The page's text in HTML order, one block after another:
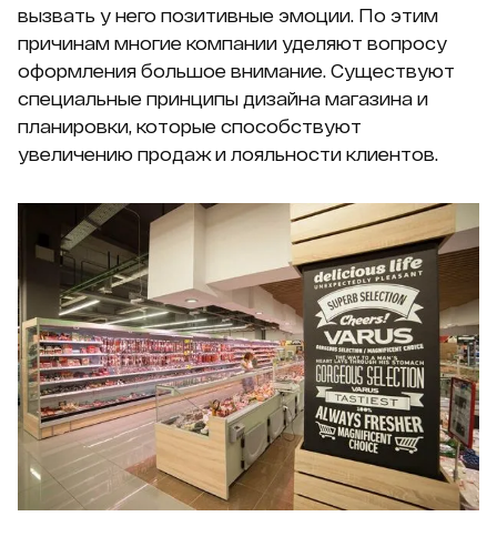
вызвать у него позитивные эмоции. По этим
причинам многие компании уделяют вопросу
оформления большое внимание. Существуют
специальные принципы дизайна магазина и
планировки, которые способствуют
увеличению продаж и лояльности клиентов.